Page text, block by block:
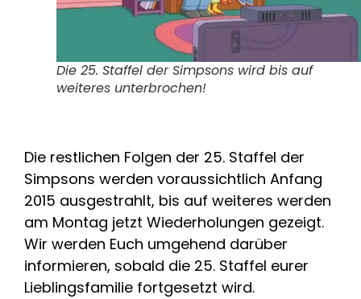
Die 25. Staffel der Simpsons wird bis auf
weiteres unterbrochen!
Die restlichen Folgen der 25. Staffel der
Simpsons werden voraussichtlich Anfang
2015 ausgestrahlt, bis auf weiteres werden
am Montag jetzt Wiederholungen gezeigt.
Wir werden Euch umgehend darüber
informieren, sobald die 25. Staffel eurer
Lieblingsfamilie fortgesetzt wird.